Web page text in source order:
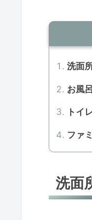
洗面
お風呂
トイ
ファ
洗面